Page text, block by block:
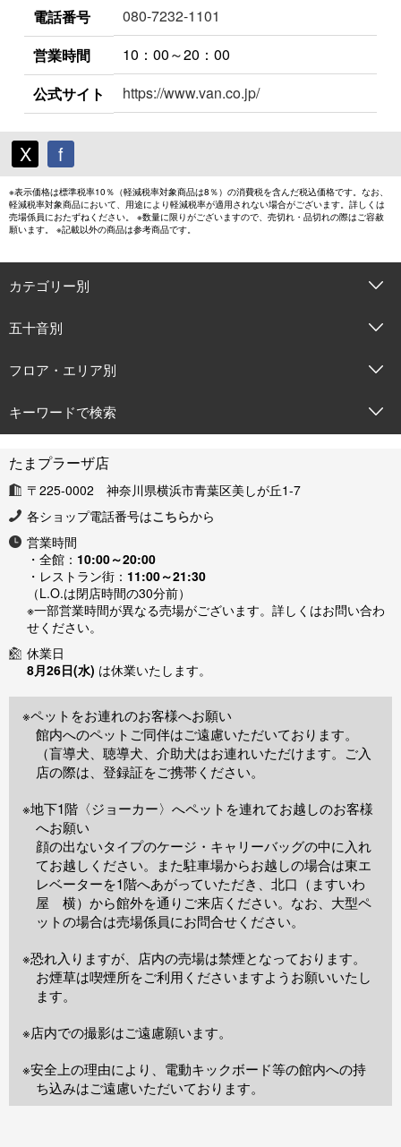
電話番号
080-7232-1101
営業時間
10：00～20：00
公式サイト
https://www.van.co.jp/
X f
※表示価格は標準税率10％（軽減税率対象商品は8％）の消費税を含んだ税込価格です。なお、
軽減税率対象商品において、用途により軽減税率が適用されない場合がございます。詳しくは
売場係員におたずねください。 ※数量に限りがございますので、売切れ・品切れの際はご容赦
願います。 ※記載以外の商品は参考商品です。
カテゴリー別
五十音別
フロア・エリア別
キーワードで検索
たまプラーザ店
〒225-0002 神奈川県横浜市青葉区美しが丘1-7
各ショップ電話番号はこちらから
営業時間
・全館： 10:00～20:00
・レストラン街： 11:00～21:30
（L.O.は閉店時間の30分前）
※一部営業時間が異なる売場がございます。詳しくはお問い合わ
せください。
休業日
8月26日(水) は休業いたします。
※ペットをお連れのお客様へお願い
館内へのペットご同伴はご遠慮いただいております。
（盲導犬、聴導犬、介助犬はお連れいただけます。ご入
店の際は、登録証をご携帯ください。
※地下1階〈ジョーカー〉へペットを連れてお越しのお客様
へお願い
顔の出ないタイプのケージ・キャリーバッグの中に入れ
てお越しください。また駐車場からお越しの場合は東エ
レベーターを1階へあがっていただき、北口（ますいわ
屋 横）から館外を通りご来店ください。なお、大型ペ
ットの場合は売場係員にお問合せください。
※恐れ入りますが、店内の売場は禁煙となっております。
お煙草は喫煙所をご利用くださいますようお願いいたし
ます。
※店内での撮影はご遠慮願います。
※安全上の理由により、電動キックボード等の館内への持
ち込みはご遠慮いただいております。